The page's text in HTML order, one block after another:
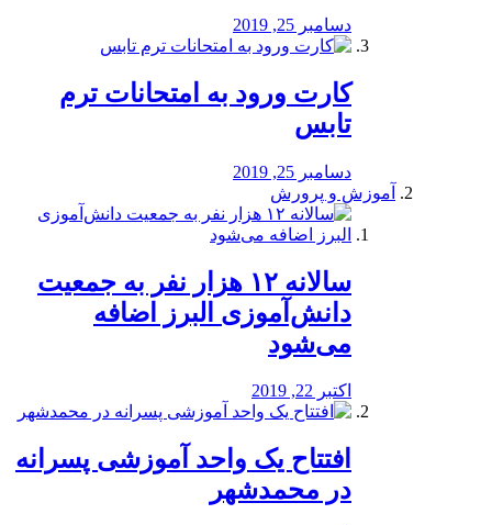
دسامبر 25, 2019
کارت ورود به امتحانات ترم
تابس
دسامبر 25, 2019
آموزش و پرورش
️سالانه ۱۲ هزار نفر به جمعیت
دانش‌آموزی البرز اضافه
می‌شود
اکتبر 22, 2019
افتتاح یک واحد آموزشی پسرانه
در محمدشهر